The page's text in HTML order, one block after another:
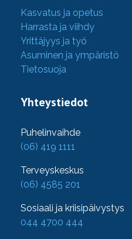
Kasvatus ja opetus
Harrasta ja viihdy
Yrittäjyys ja työ
Asuminen ja ympäristö
Tietosuoja
Yhteystiedot
Puhelinvaihde
(06) 419 1111
Terveyskeskus
(06) 4585 201
Sosiaali ja kriisipäivystys
044 4700 444